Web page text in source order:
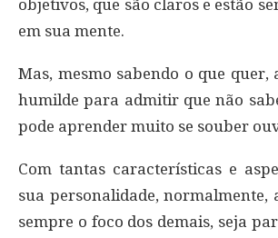
objetivos, que são claros e estão
em sua mente.
Mas, mesmo sabendo o que
humilde para admitir que não
pode aprender muito se souber
Com tantas características e
sua personalidade, normalmente,
sempre o foco dos demais, seja